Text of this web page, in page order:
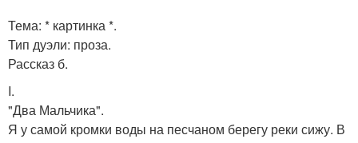
Тема: * картинка *.
Тип дуэли: проза.
Рассказ б.
I.
"Два Мальчика".
Я у самой кромки воды на песчаном берегу реки сижу. В